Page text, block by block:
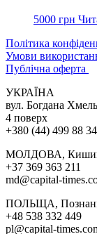
5000 грн
Політика
Умови
Публічна оферта
УКРАЇНА
вул. Богдана
4 поверх
+380 (44) 499 88 34
МОЛДОВА,
+37 369 363 211
md@capital-
ПОЛЬЩА,
+48 538 332 449
pl@capital-